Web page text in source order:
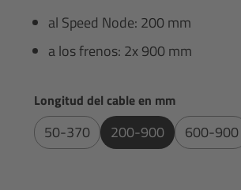
al Speed Node: 200 mm
a los frenos: 2x 900 mm
Seleccione
Longitud del cable en mm
50-370 200-900
600-900